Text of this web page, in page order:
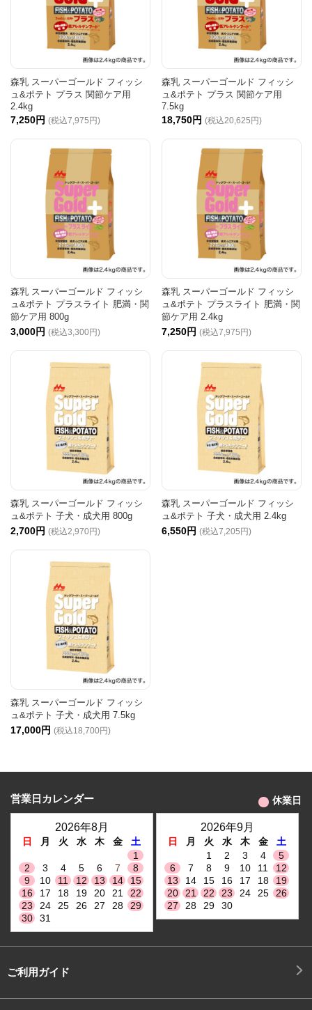
森乳 スーパーゴールド フィッシ
ュ&ポテト プラス 関節ケア用
2.4kg
7,250円 (税込7,975円)
森乳 スーパーゴールド フィッシ
ュ&ポテト プラス 関節ケア用
7.5kg
18,750円 (税込20,625円)
森乳 スーパーゴールド フィッシ
ュ&ポテト プラスライト 肥満・関
節ケア用 800g
3,000円 (税込3,300円)
森乳 スーパーゴールド フィッシ
ュ&ポテト プラスライト 肥満・関
節ケア用 2.4kg
7,250円 (税込7,975円)
森乳 スーパーゴールド フィッシ
ュ&ポテト 子犬・成犬用 800g
2,700円 (税込2,970円)
森乳 スーパーゴールド フィッシ
ュ&ポテト 子犬・成犬用 2.4kg
6,550円 (税込7,205円)
森乳 スーパーゴールド フィッシ
ュ&ポテト 子犬・成犬用 7.5kg
17,000円 (税込18,700円)
営業日カレンダー 休業日
2026年8月
日 月 火 水 木 金
土
1
2
3 4 5 6 7
8
9
10 11 12 13 14
15
16
17 18 19 20 21
22
23
24 25 26 27 28
29
30
31
2026年9月
日 月 火 水 木 金
土
1
2 3 4
5
6
7 8 9 10 11
12
13
14 15 16 17 18
19
20
21 22 23 24 25
26
27
28 29 30
ご利用ガイド